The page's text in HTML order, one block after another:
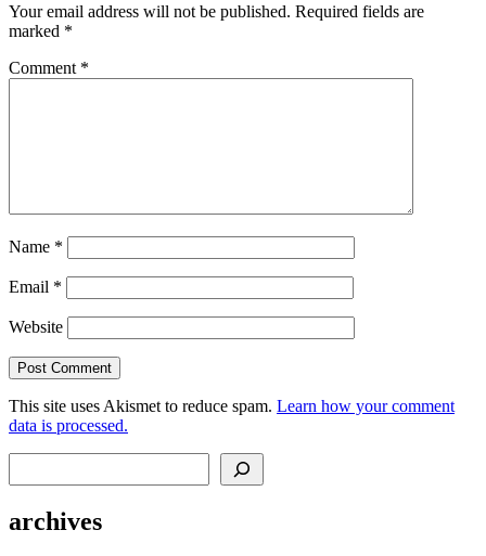
Your email address will not be published. Required fields are
marked *
Comment *
Name *
Email *
Website
This site uses Akismet to reduce spam. Learn how your comment
data is processed.
archives